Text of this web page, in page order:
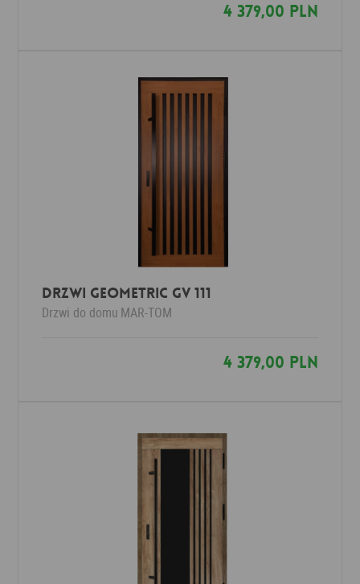
4 379,00 PLN
Drzwi Geometric GV 111
Drzwi do domu MAR-TOM
4 379,00 PLN